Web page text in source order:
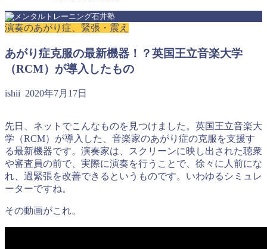
演奏のあがり症、緊張・震え
あがり症克服の最新機器！？英国王立音楽大学
（RCM）が導入したもの
ishii 2020年7月17日
先日、ネットでこんなものを見つけました。英国王立音楽大
学（RCM）が導入した、音楽家のあがり症の克服を支援す
る最新機器です。演奏家は、スクリーンに映し出された聴衆
や審査員の前で、実際に演奏を行うことで、徐々に人前にな
れ、過緊張を改善できるというものです。いわゆるシミュレ
ーターですね。
その動画がこれ。